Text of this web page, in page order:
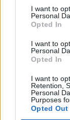
I want to
Personal
Opted In
I want to
Personal
Opted In
I want to
Retention,
Personal
Purposes
Opted Out
μάθετε πρώτοι